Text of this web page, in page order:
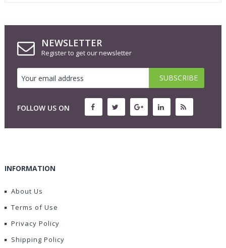
NEWSLETTER
Register to get our newsletter
FOLLOW US ON
INFORMATION
About Us
Terms of Use
Privacy Policy
Shipping Policy